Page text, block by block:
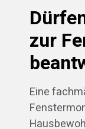
zur
Eine